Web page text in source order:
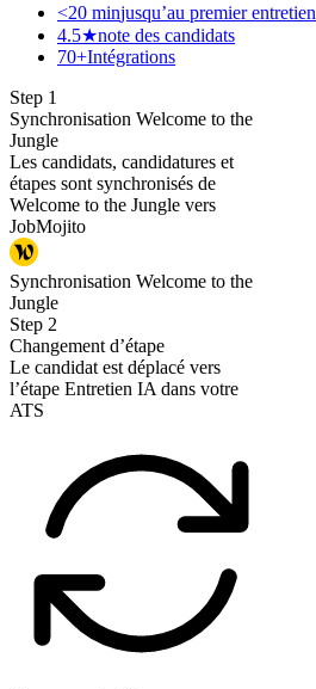
<20 minjusqu’au premier entretien
4.5★note des candidats
70+Intégrations
Step 1
Synchronisation Welcome to the
Jungle
Les candidats, candidatures et
étapes sont synchronisés de
Welcome to the Jungle vers
JobMojito
Synchronisation Welcome to the
Jungle
Step 2
Changement d’étape
Le candidat est déplacé vers
l’étape Entretien IA dans votre
ATS